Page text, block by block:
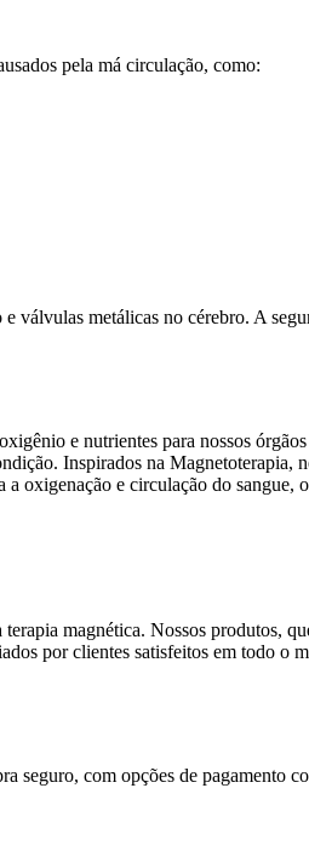
pela má circulação, como:
metálicas no cérebro. A
e nutrientes para nossos
Inspirados na Magnetoterapia,
oxigenação e circulação do
magnética. Nossos produtos,
por clientes satisfeitos em todo o
seguro, com opções de